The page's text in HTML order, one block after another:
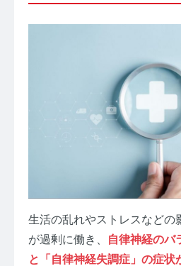
生活の乱れやストレスなどの
が過剰に働き、
自律神経のバ
と「自律神経失調症」の症状